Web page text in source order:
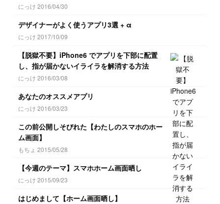
にっけ 2016/04/30
デザイナーがよく使うアプリ3選 + α
にっけ 2017/10/09
【脱獄不要】iPhone6 でアプリを下部に配置
し、指が届かないイライラを解消する方法
にっけ 2016/03/08
あなたのオススメアプリ
にっけ 2016/03/23
この前公開しそびれた【わたしのスマホのホー
ム画面】
もちょ 2015/05/28
【今週のテーマ】スマホホーム画面晒し
にっけ 2015/09/23
はじめまして【ホーム画面晒し】